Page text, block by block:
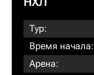
Тур:
Время начала:
Арена: